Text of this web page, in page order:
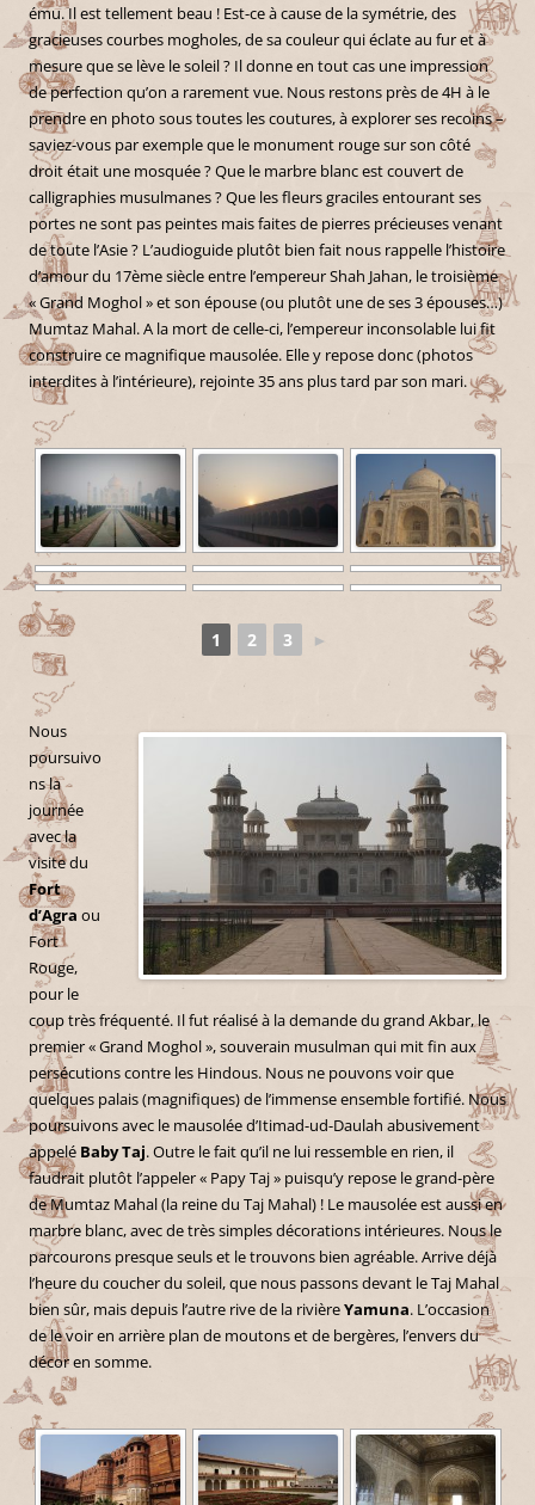
ému. Il est tellement beau ! Est-ce à cause de la symétrie, des
gracieuses courbes mogholes, de sa couleur qui éclate au fur et à
mesure que se lève le soleil ? Il donne en tout cas une impression
de perfection qu’on a rarement vue. Nous restons près de 4H à le
prendre en photo sous toutes les coutures, à explorer ses recoins –
saviez-vous par exemple que le monument rouge sur son côté
droit était une mosquée ? Que le marbre blanc est couvert de
calligraphies musulmanes ? Que les fleurs graciles entourant ses
portes ne sont pas peintes mais faites de pierres précieuses venant
de toute l’Asie ? L’audioguide plutôt bien fait nous rappelle l’histoire
d’amour du 17ème siècle entre l’empereur Shah Jahan, le troisième
« Grand Moghol » et son épouse (ou plutôt une de ses 3 épouses…)
Mumtaz Mahal. A la mort de celle-ci, l’empereur inconsolable lui fit
construire ce magnifique mausolée. Elle y repose donc (photos
interdites à l’intérieure), rejointe 35 ans plus tard par son mari.
1 2 3 ►
Nous
poursuivo
ns la
journée
avec la
visite du
Fort
d’Agra ou
Fort
Rouge,
pour le
coup très fréquenté. Il fut réalisé à la demande du grand Akbar, le
premier « Grand Moghol », souverain musulman qui mit fin aux
persécutions contre les Hindous. Nous ne pouvons voir que
quelques palais (magnifiques) de l’immense ensemble fortifié. Nous
poursuivons avec le mausolée d’Itimad-ud-Daulah abusivement
appelé Baby Taj. Outre le fait qu’il ne lui ressemble en rien, il
faudrait plutôt l’appeler « Papy Taj » puisqu’y repose le grand-père
de Mumtaz Mahal (la reine du Taj Mahal) ! Le mausolée est aussi en
marbre blanc, avec de très simples décorations intérieures. Nous le
parcourons presque seuls et le trouvons bien agréable. Arrive déjà
l’heure du coucher du soleil, que nous passons devant le Taj Mahal
bien sûr, mais depuis l’autre rive de la rivièreYamuna. L’occasion
de le voir en arrière plan de moutons et de bergères, l’envers du
décor en somme.